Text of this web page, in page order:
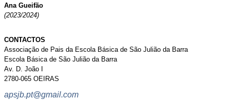
Ana Gueifão
(2023/2024)
CONTACTOS
Associação de Pais da Escola Básica de São Julião da Barra
Escola Básica de São Julião da Barra
Av. D. João I
2780-065 OEIRAS
apsjb.pt@gmail.com